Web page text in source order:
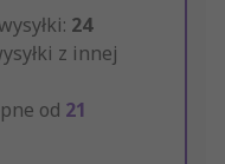
24
z innej
od 21